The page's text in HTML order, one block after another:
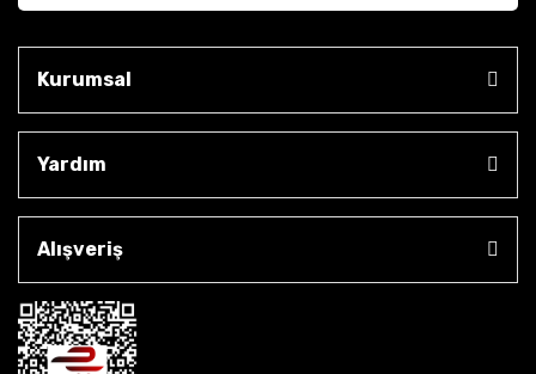
Kurumsal
Yardım
Alışveriş